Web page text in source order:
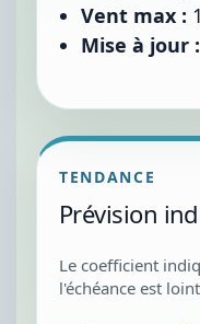
Vent max :
Mise à jour :
TENDANCE
Prévision
Le coefficient
l'échéance est